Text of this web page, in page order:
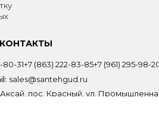
КОНТАКТЫ
80-31+7 (863) 222-83-85+7 (961) 295-98-
sales@santehgud.ru
Аксай, пос. Красный, ул.